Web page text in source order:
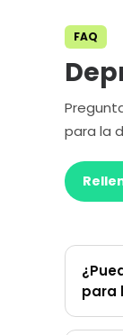
FAQ
para la
para